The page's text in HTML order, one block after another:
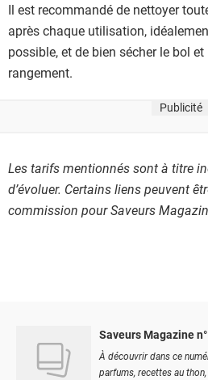
Il est recommandé de nettoyer
après chaque utilisation,
possible, et de bien sécher le bol
rangement.
Publicité
Les tarifs mentionnés sont à titre
d’évoluer. Certains liens peuvent
commission pour Saveurs
Saveurs Magazine
À découvrir dans ce
parfums, recettes au